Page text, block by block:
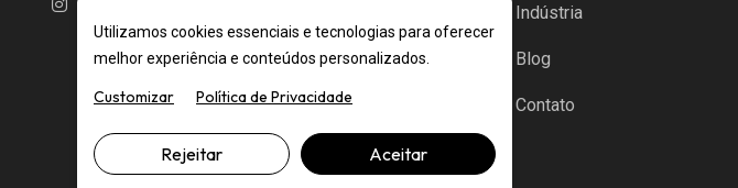
Indústria
Blog
Contato
Utilizamos cookies essenciais e tecnologias para oferecer
melhor experiência e conteúdos personalizados.
Customizar Política de Privacidade
Rejeitar Aceitar